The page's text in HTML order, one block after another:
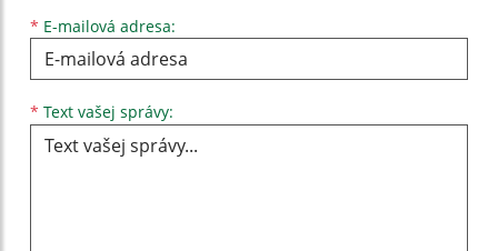
* E-mailová adresa:
* Text vašej správy: